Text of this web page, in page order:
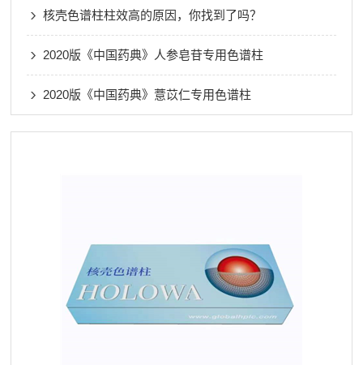
核壳色谱柱柱效高的原因，你找到了吗？
2020版《中国药典》人参皂苷专用色谱柱
2020版《中国药典》薏苡仁专用色谱柱